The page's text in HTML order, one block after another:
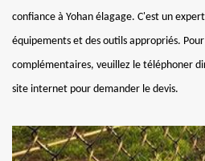
confiance à Yohan élagage. C'est un
équipements et des outils appropriés.
complémentaires, veuillez le téléphoner
site internet pour demander le devis.